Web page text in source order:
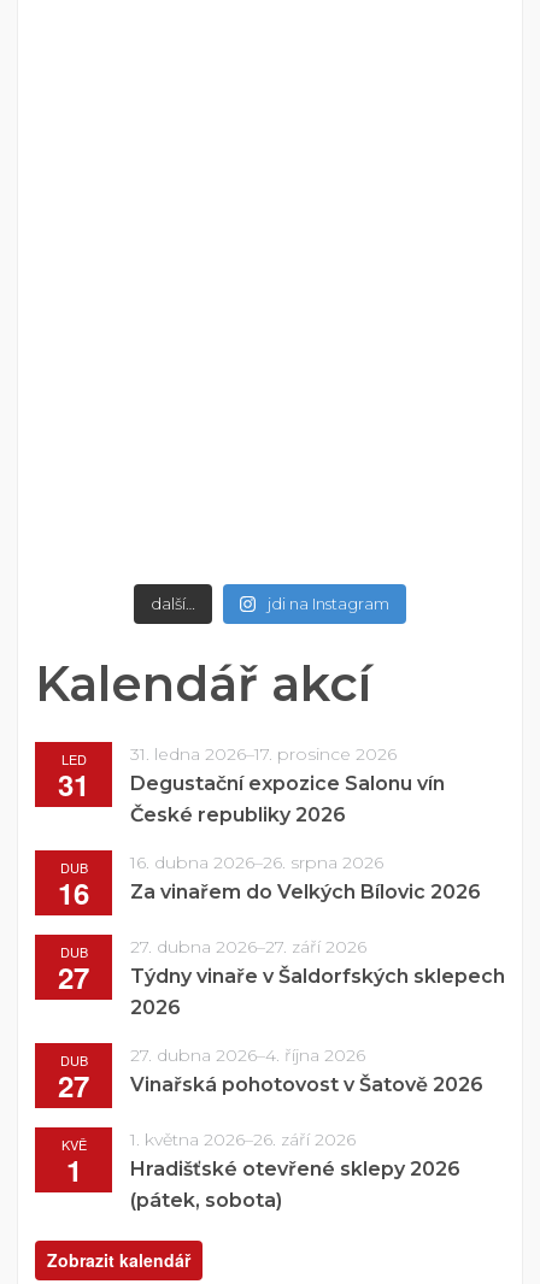
další… jdi na Instagram
Kalendář akcí
LED
31
31. ledna 2026–17. prosince 2026
Degustační expozice Salonu vín
České republiky 2026
DUB
16
16. dubna 2026–26. srpna 2026
Za vinařem do Velkých Bílovic 2026
DUB
27
27. dubna 2026–27. září 2026
Týdny vinaře v Šaldorfských sklepech
2026
DUB
27
27. dubna 2026–4. října 2026
Vinařská pohotovost v Šatově 2026
KVĚ
1
1. května 2026–26. září 2026
Hradišťské otevřené sklepy 2026
(pátek, sobota)
Zobrazit kalendář